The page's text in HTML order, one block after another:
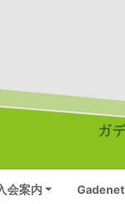
会案内